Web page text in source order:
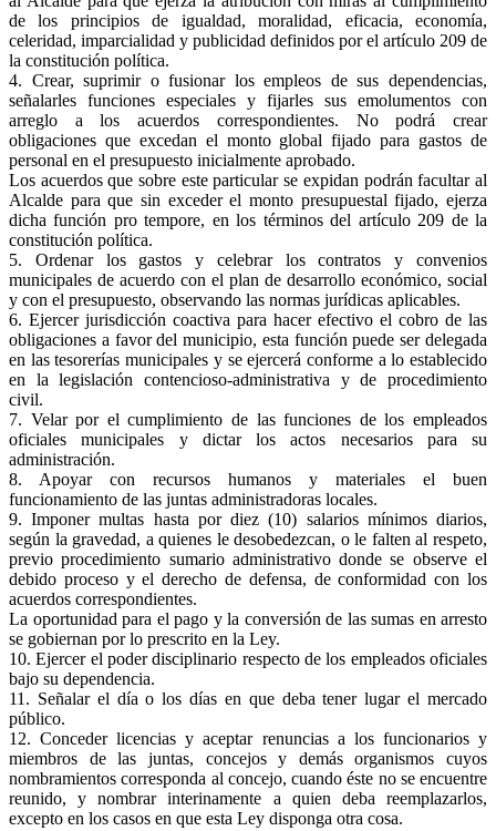
de los principios de igualdad, moralidad, eficacia, economía,
celeridad, imparcialidad y publicidad definidos por el artículo 209 de
la constitución política.
4. Crear, suprimir o fusionar los empleos de sus dependencias,
señalarles funciones especiales y fijarles sus emolumentos con
arreglo a los acuerdos correspondientes. No podrá crear
obligaciones que excedan el monto global fijado para gastos de
personal en el presupuesto inicialmente aprobado.
Los acuerdos que sobre este particular se expidan podrán facultar al
Alcalde para que sin exceder el monto presupuestal fijado, ejerza
dicha función pro tempore, en los términos del artículo 209 de la
constitución política.
5. Ordenar los gastos y celebrar los contratos y convenios
municipales de acuerdo con el plan de desarrollo económico, social
y con el presupuesto, observando las normas jurídicas aplicables.
6. Ejercer jurisdicción coactiva para hacer efectivo el cobro de las
obligaciones a favor del municipio, esta función puede ser delegada
en las tesorerías municipales y se ejercerá conforme a lo establecido
en la legislación contencioso-administrativa y de procedimiento
civil.
7. Velar por el cumplimiento de las funciones de los empleados
oficiales municipales y dictar los actos necesarios para su
administración.
8. Apoyar con recursos humanos y materiales el buen
funcionamiento de las juntas administradoras locales.
9. Imponer multas hasta por diez (10) salarios mínimos diarios,
según la gravedad, a quienes le desobedezcan, o le falten al respeto,
previo procedimiento sumario administrativo donde se observe el
debido proceso y el derecho de defensa, de conformidad con los
acuerdos correspondientes.
La oportunidad para el pago y la conversión de las sumas en arresto
se gobiernan por lo prescrito en la Ley.
10. Ejercer el poder disciplinario respecto de los empleados oficiales
bajo su dependencia.
11. Señalar el día o los días en que deba tener lugar el mercado
público.
12. Conceder licencias y aceptar renuncias a los funcionarios y
miembros de las juntas, concejos y demás organismos cuyos
nombramientos corresponda al concejo, cuando éste no se encuentre
reunido, y nombrar interinamente a quien deba reemplazarlos,
excepto en los casos en que esta Ley disponga otra cosa.